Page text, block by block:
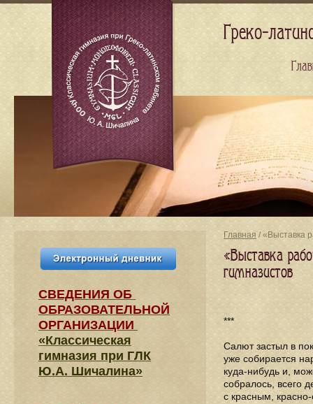
Главная / «Выставка
«Выставка
гимназистов
***
Салют застыл в
уже собирается
куда-нибудь и,
собралось, всего
с красным,
СВЕДЕНИЯ​ ОБ
ОБРАЗОВАТЕЛЬНОЙ
ОРГАНИЗАЦИИ
«Классическая
гимназия при ГЛК
Ю.А. Шичалина»
Греко-